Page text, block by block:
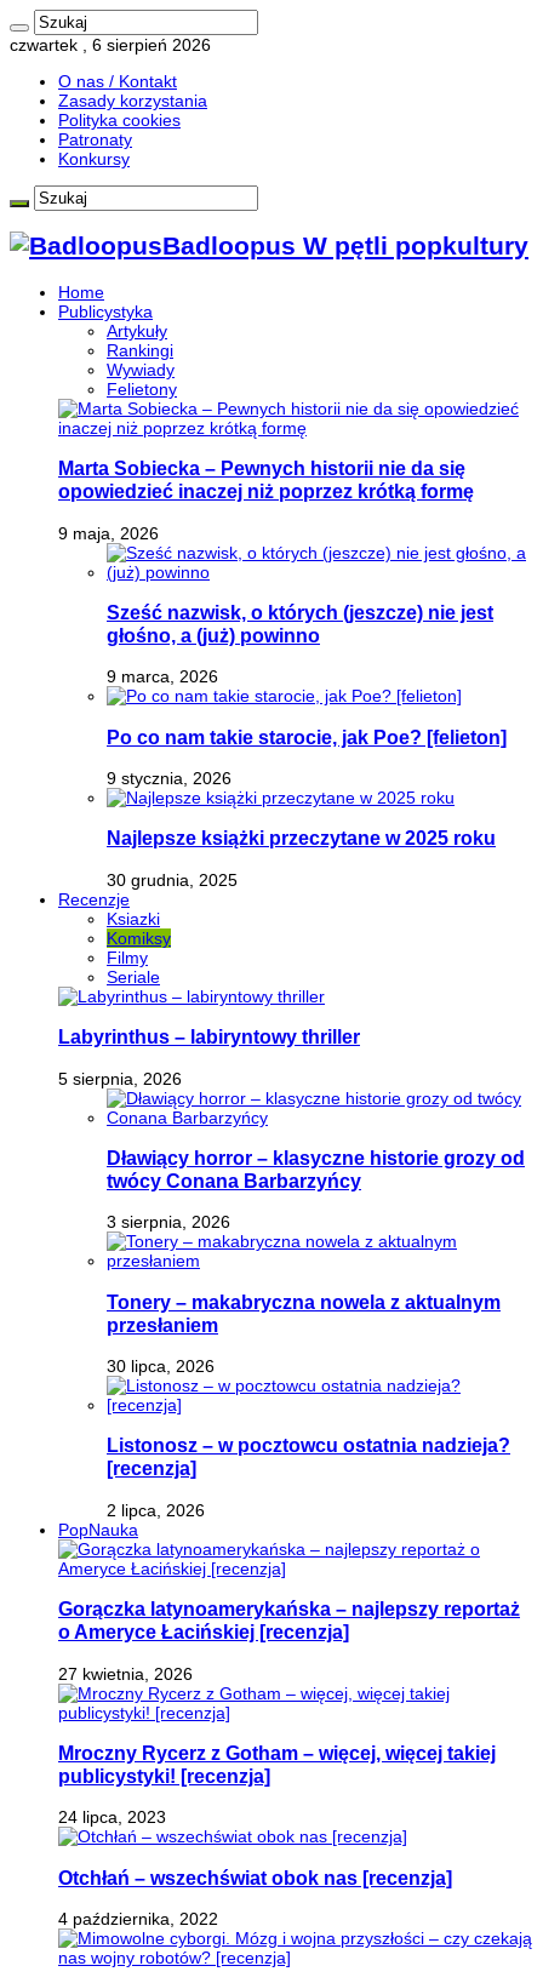
czwartek , 6 sierpień 2026
O nas / Kontakt
Zasady korzystania
Polityka cookies
Patronaty
Konkursy
Badloopus W pętli popkultury
Home
Publicystyka
Artykuły
Rankingi
Wywiady
Felietony
Marta Sobiecka – Pewnych historii nie da się
opowiedzieć inaczej niż poprzez krótką formę
9 maja, 2026
Sześć nazwisk, o których (jeszcze) nie jest
głośno, a (już) powinno
9 marca, 2026
Po co nam takie starocie, jak Poe? [felieton]
9 stycznia, 2026
Najlepsze książki przeczytane w 2025 roku
30 grudnia, 2025
Recenzje
Ksiazki
Komiksy
Filmy
Seriale
Labyrinthus – labiryntowy thriller
5 sierpnia, 2026
Dławiący horror – klasyczne historie grozy od
twócy Conana Barbarzyńcy
3 sierpnia, 2026
Tonery – makabryczna nowela z aktualnym
przesłaniem
30 lipca, 2026
Listonosz – w pocztowcu ostatnia nadzieja?
[recenzja]
2 lipca, 2026
PopNauka
Gorączka latynoamerykańska – najlepszy reportaż
o Ameryce Łacińskiej [recenzja]
27 kwietnia, 2026
Mroczny Rycerz z Gotham – więcej, więcej takiej
publicystyki! [recenzja]
24 lipca, 2023
Otchłań – wszechświat obok nas [recenzja]
4 października, 2022